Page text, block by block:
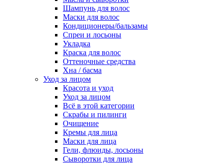
Шампунь для волос
Маски для волос
Кондиционеры/бальзамы
Спреи и лосьоны
Укладка
Краска для волос
Оттеночные средства
Хна / басма
Уход за лицом
Красота и уход
Уход за лицом
Всё в этой категории
Скрабы и пилинги
Очищение
Кремы для лица
Маски для лица
Гели, флюиды, лосьоны
Сыворотки для лица